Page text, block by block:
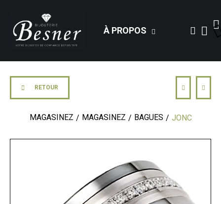
À PROPOS
RETOUR
MAGASINEZ MAGASINEZ BAGUES JONC